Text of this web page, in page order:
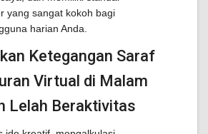
yang sangat kokoh bagi
harian Anda.
Ketegangan Saraf
Virtual di Malam
Lelah Beraktivitas